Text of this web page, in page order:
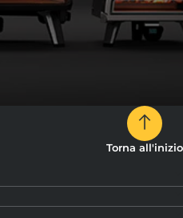
Torna all'inizio